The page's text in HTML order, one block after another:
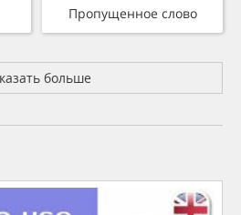
Пропущенное слово
больше